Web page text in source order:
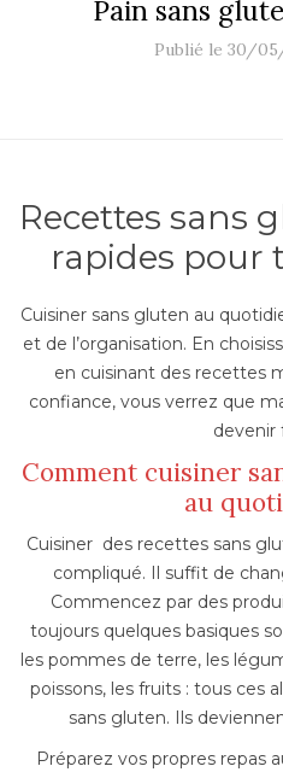
Pain sans
Publié le 30/
Recettes sans
rapides pour
Cuisiner sans gluten au
et de l’organisation. En
en cuisinant des recettes
confiance, vous verrez que
devenir
Comment cuisiner
au
Cuisiner des recettes sans
compliqué. Il suffit de
Commencez par des
toujours quelques basiques
les pommes de terre, les
poissons, les fruits : tous ces
sans gluten. Ils
Préparez vos propres repas